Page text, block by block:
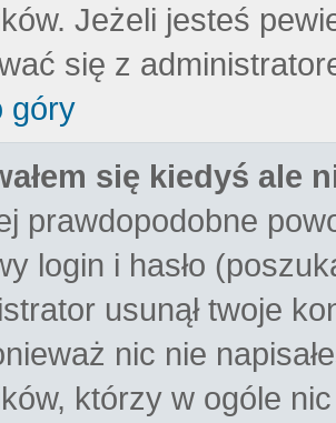
Jeżeli jesteś
się z
góry
się kiedyś ale
prawdopodobne
login i hasło
usunął twoje
nic nie
którzy w ogóle